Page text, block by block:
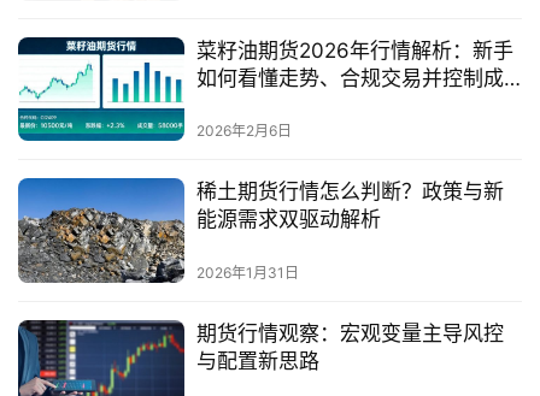
菜籽油期货2026年行情解析：新手
如何看懂走势、合规交易并控制成
2026年2月6日
稀土期货行情怎么判断？政策与新
能源需求双驱动解析
2026年1月31日
期货行情观察：宏观变量主导风控
与配置新思路